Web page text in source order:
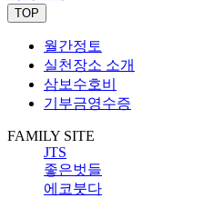
TOP
월간정토
실천장소 소개
삼보수호비
기부금영수증
FAMILY SITE
JTS
좋은벗들
에코붓다